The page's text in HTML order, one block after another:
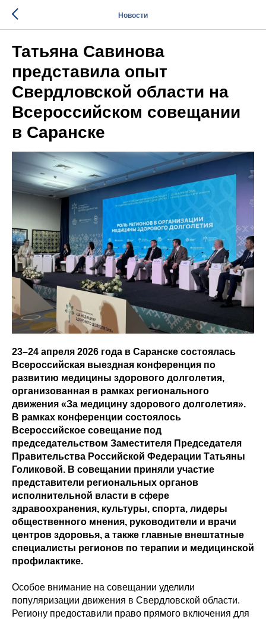
Новости
Татьяна Савинова
представила опыт
Свердловской области на
Всероссийском совещании
в Саранске
23–24 апреля 2026 года в Саранске состоялась
Всероссийская выездная конференция по
развитию медицины здорового долголетия,
организованная в рамках регионального
движения «За медицину здорового долголетия».
В рамках конференции состоялось
Всероссийское совещание под
председательством Заместителя Председателя
Правительства Российской Федерации Татьяны
Голиковой. В совещании приняли участие
представители региональных органов
исполнительной власти в сфере
здравоохранения, культуры, спорта, лидеры
общественного мнения, руководители и врачи
центров здоровья, а также главные внештатные
специалисты регионов по терапии и медицинской
профилактике.
Особое внимание на совещании уделили
популяризации движения в Свердловской области.
Региону предоставили право прямого включения для